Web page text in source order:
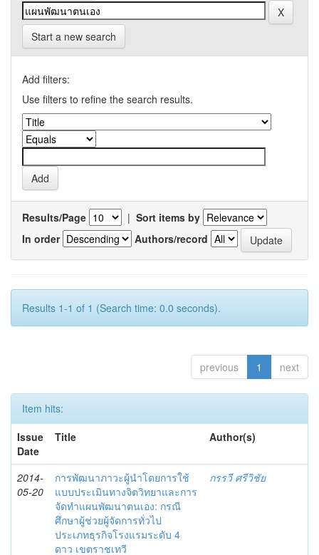
Start a new search
Add filters:
Use filters to refine the search results.
Results/Page | Sort items by
In order
Authors/record
Results 1-1 of 1 (Search time: 0.0 seconds).
previous 1 next
Item hits:
Issue
Date
Title Author(s)
2014-
05-20
การพัฒนาภาวะผู้นำโดยการใช้
แบบประเมินทางจิตวิทยาและการ
จัดทำแผนพัฒนาตนเอง: กรณี
ศึกษาผู้ช่วยผู้จัดการทั่วไป
ประเภทธุรกิจโรงแรมระดับ 4
ดาว เขตราชเทวี
กรรวี ศรีวิชัย